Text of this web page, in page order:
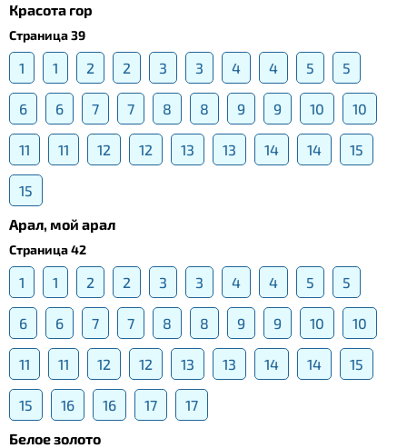
Красота гор
Страница 39
1 1 2 2 3 3 4 4 5 5
6 6 7 7 8 8 9 9 10 10
11 11 12 12 13 13 14 14 15
15
Арал, мой арал
Страница 42
1 1 2 2 3 3 4 4 5 5
6 6 7 7 8 8 9 9 10 10
11 11 12 12 13 13 14 14 15
15 16 16 17
17
Белое золото